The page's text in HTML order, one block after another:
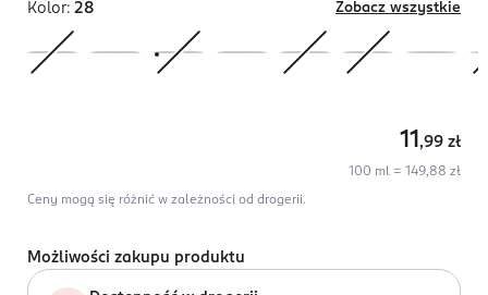
Kolor: 28 Zobacz wszystkie
11 ,99 zł
100 ml = 149,88 zł
Ceny mogą się różnić w zależności od drogerii.
Możliwości zakupu produktu